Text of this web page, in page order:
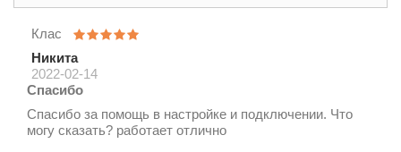
Клас
Никита
2022-02-14
Спасибо
Спасибо за помощь в настройке и подключении. Что
могу сказать? работает отлично